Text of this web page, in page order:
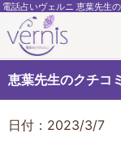
電話占いヴェルニ 恵葉先生
恵葉先生のクチコミ
日付：2023/3/7